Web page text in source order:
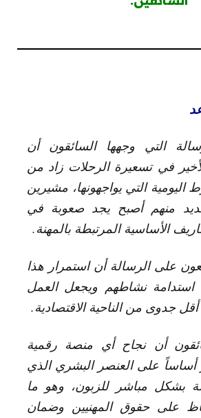
التي وجهها السائقون أن
في تسعيرة الرحلات زاد من
التي يواجهونها، مشيرين
منهم أصبح يجد صعوبة في
الأساسية المرتبطة بالمهنة.
على الرسالة أن استمرار هذا
استدامة نشاطهم ويجعل العمل
جدوى من الناحية الاقتصادية.
أن نجاح أي منصة رقمية
أساساً على العنصر البشري الذي
بشكل مباشر للزبون، وهو ما
على حقوق المهنيين وضمان